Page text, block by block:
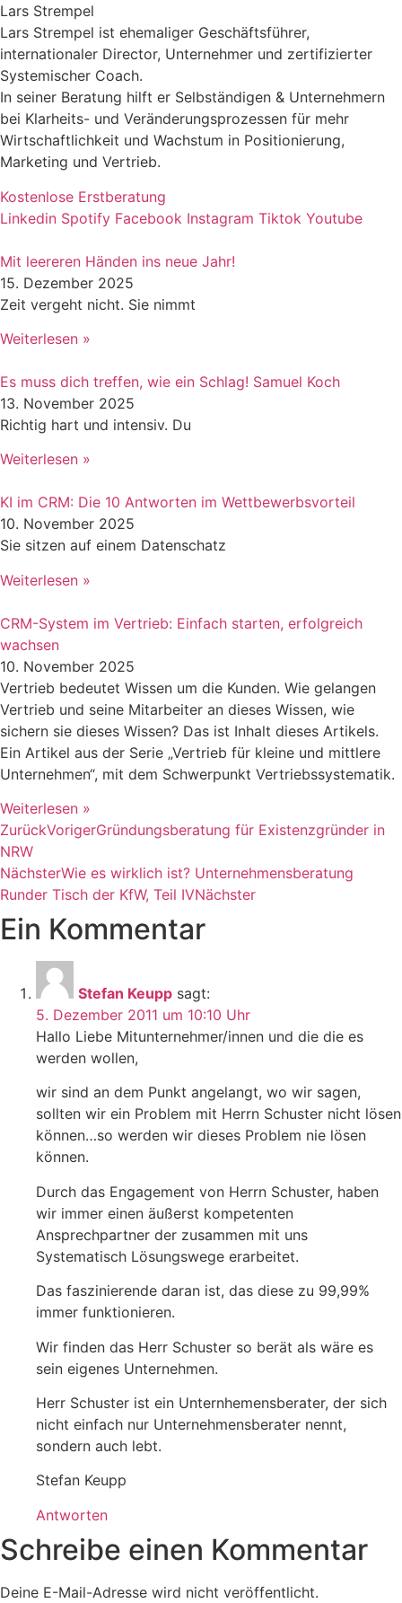
Lars Strempel
Lars Strempel ist ehemaliger Geschäftsführer,
internationaler Director, Unternehmer und zertifizierter
Systemischer Coach.
In seiner Beratung hilft er Selbständigen & Unternehmern
bei Klarheits- und Veränderungsprozessen für mehr
Wirtschaftlichkeit und Wachstum in Positionierung,
Marketing und Vertrieb.
Kostenlose Erstberatung
Linkedin Spotify Facebook Instagram Tiktok Youtube
Mit leereren Händen ins neue Jahr!
15. Dezember 2025
Zeit vergeht nicht. Sie nimmt
Weiterlesen »
Es muss dich treffen, wie ein Schlag! Samuel Koch
13. November 2025
Richtig hart und intensiv. Du
Weiterlesen »
KI im CRM: Die 10 Antworten im Wettbewerbsvorteil
10. November 2025
Sie sitzen auf einem Datenschatz
Weiterlesen »
CRM-System im Vertrieb: Einfach starten, erfolgreich
wachsen
10. November 2025
Vertrieb bedeutet Wissen um die Kunden. Wie gelangen
Vertrieb und seine Mitarbeiter an dieses Wissen, wie
sichern sie dieses Wissen? Das ist Inhalt dieses Artikels.
Ein Artikel aus der Serie „Vertrieb für kleine und mittlere
Unternehmen“, mit dem Schwerpunkt Vertriebssystematik.
Weiterlesen »
ZurückVorigerGründungsberatung für Existenzgründer in
NRW
NächsterWie es wirklich ist? Unternehmensberatung
Runder Tisch der KfW, Teil IVNächster
Ein Kommentar
Stefan Keupp sagt:
5. Dezember 2011 um 10:10 Uhr
Hallo Liebe Mitunternehmer/innen und die die es
werden wollen,
wir sind an dem Punkt angelangt, wo wir sagen,
sollten wir ein Problem mit Herrn Schuster nicht lösen
können…so werden wir dieses Problem nie lösen
können.
Durch das Engagement von Herrn Schuster, haben
wir immer einen äußerst kompetenten
Ansprechpartner der zusammen mit uns
Systematisch Lösungswege erarbeitet.
Das faszinierende daran ist, das diese zu 99,99%
immer funktionieren.
Wir finden das Herr Schuster so berät als wäre es
sein eigenes Unternehmen.
Herr Schuster ist ein Unternhemensberater, der sich
nicht einfach nur Unternehmensberater nennt,
sondern auch lebt.
Stefan Keupp
Antworten
Schreibe einen Kommentar
Deine E-Mail-Adresse wird nicht veröffentlicht.